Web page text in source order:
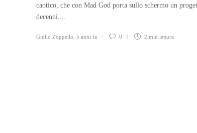
caotico, che con Mad God porta sullo schermo un
decenni....
Giulio Zoppello 5 anni fa 0 2 min lettura